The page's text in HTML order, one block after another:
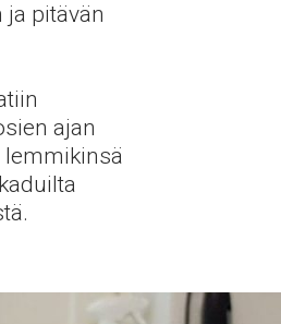
pitävän
ajan
lemmikinsä